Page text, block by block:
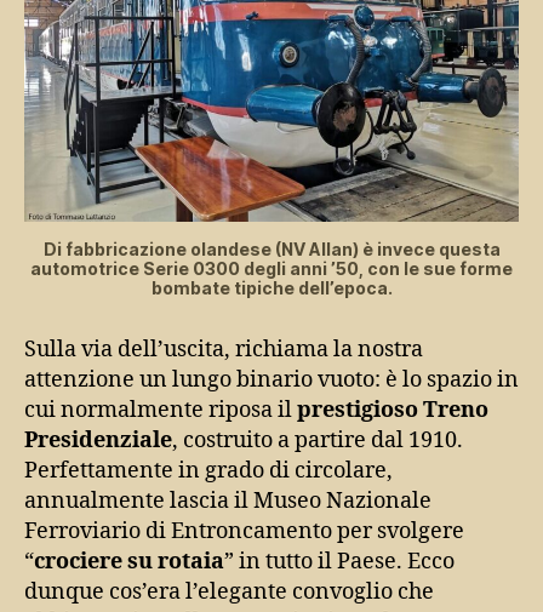
Di fabbricazione olandese (NV Allan) è invece questa
automotrice Serie 0300 degli anni ’50, con le sue forme
bombate tipiche dell’epoca.
Sulla via dell’uscita, richiama la nostra
attenzione un lungo binario vuoto: è lo spazio in
cui normalmente riposa ilprestigioso Treno
Presidenziale, costruito a partire dal 1910.
Perfettamente in grado di circolare,
annualmente lascia il Museo Nazionale
Ferroviario di Entroncamento per svolgere
“crociere su rotaia” in tutto il Paese. Ecco
dunque cos’era l’elegante convoglio che